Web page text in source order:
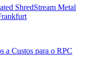
ShredStream Metal
a Custos para o RPC